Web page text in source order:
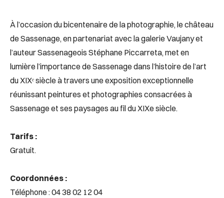
À l’occasion du bicentenaire de la photographie, le château
de Sassenage, en partenariat avec la galerie Vaujany et
l’auteur Sassenageois Stéphane Piccarreta, met en
lumière l’importance de Sassenage dans l’histoire de l’art
du XIXᵉ siècle à travers une exposition exceptionnelle
réunissant peintures et photographies consacrées à
Sassenage et ses paysages au fil du XIXe siècle.
Tarifs :
Gratuit.
Coordonnées :
Téléphone : 04 38 02 12 04